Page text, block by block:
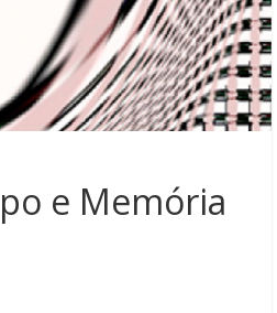
e Memória